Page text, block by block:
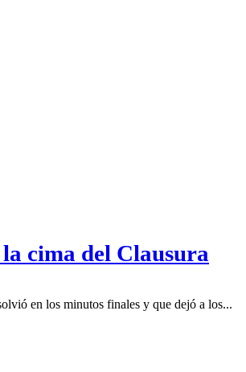
cima del Clausura
en los minutos finales y que dejó a los...